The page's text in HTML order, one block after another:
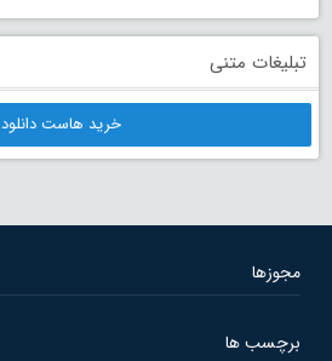
تبلیغات متنی
خرید هاست دانلود
مجوزها
برچسب ها